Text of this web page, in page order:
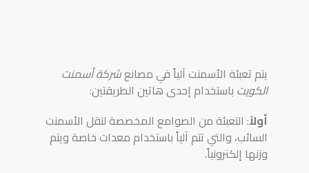
يتم تعبئة الأسمنت آلياً في مصانعشركة أسمنت
الكويت باستخدام إحدى هاتين الطريقتين:
أولاً: التعبئة من الصوامع المخصصة لنقل الأسمنت
السائب، والتي تتم آلياً باستخدام معدات خاصة ويتم
وزنها إلكترونياً.